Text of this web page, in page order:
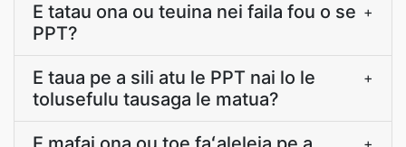
E tatau ona ou teuina nei faila fou o se
PPT?
+
E taua pe a sili atu le PPT nai lo le
tolusefulu tausaga le matua?
+
+